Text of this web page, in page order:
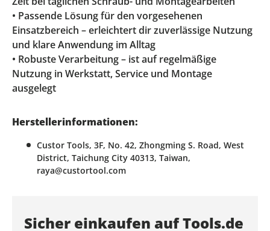
• Passende Lösung für den vorgesehenen
Einsatzbereich – erleichtert dir zuverlässige Nutzung
und klare Anwendung im Alltag
• Robuste Verarbeitung – ist auf regelmäßige
Nutzung in Werkstatt, Service und Montage
ausgelegt
Herstellerinformationen:
Custor Tools, 3F, No. 42, Zhongming S. Road, West
District, Taichung City 40313, Taiwan,
raya@custortool.com
Sicher einkaufen auf Tools.de